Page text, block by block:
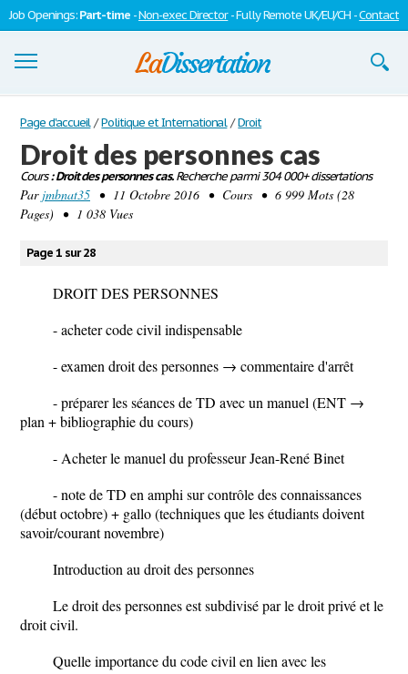
Job Openings:Part-time -Non-exec Director- Fully Remote UK/EU/CH -Contact
Dissertations
S'inscrire
Se connecter
Page d'accueil / Politique et International / Droit
Droit des personnes cas
Cours: Droit des personnes cas.Recherche parmi 304 000+ dissertations
Par jmbnat35 • 11 Octobre 2016 • Cours • 6 999 Mots (28
Pages) • 1 038 Vues
Page 1 sur 28
DROIT DES PERSONNES
- acheter code civil indispensable
- examen droit des personnes → commentaire d'arrêt
- préparer les séances de TD avec un manuel (ENT →
plan + bibliographie du cours)
- Acheter le manuel du professeur Jean-René Binet
- note de TD en amphi sur contrôle des connaissances
(début octobre) + gallo (techniques que les étudiants doivent
savoir/courant novembre)
Introduction au droit des personnes
Le droit des personnes est subdivisé par le droit privé et le
droit civil.
Quelle importance du code civil en lien avec les